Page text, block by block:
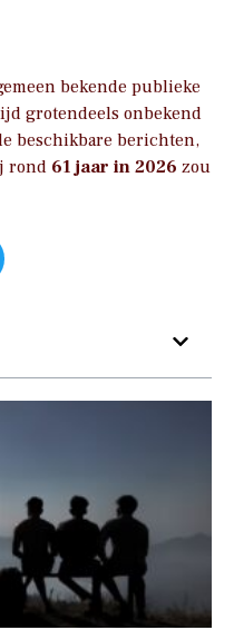
bekende publieke
grotendeels onbekend
beschikbare berichten,
rond 61 jaar in 2026 zou